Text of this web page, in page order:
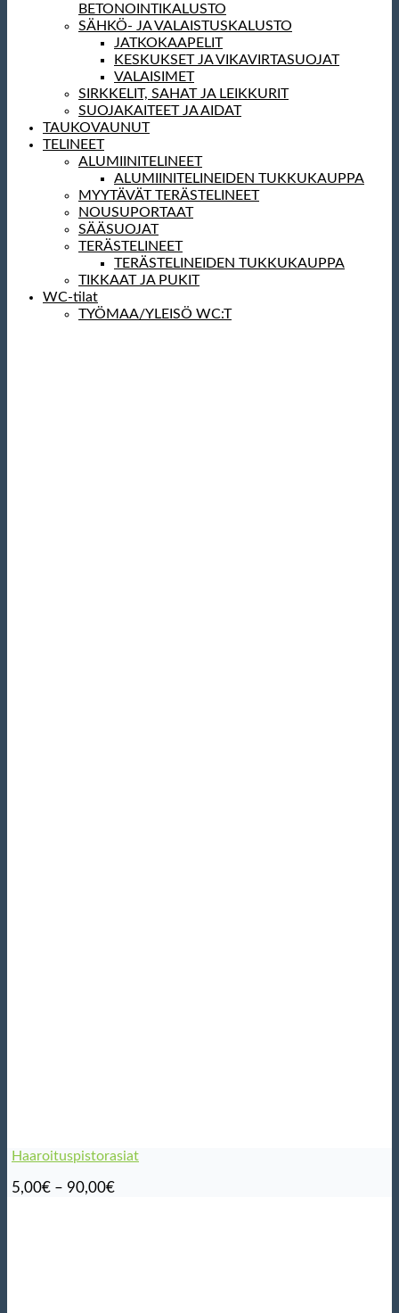
BETONOINTIKALUSTO
SÄHKÖ- JA VALAISTUSKALUSTO
JATKOKAAPELIT
KESKUKSET JA VIKAVIRTASUOJAT
VALAISIMET
SIRKKELIT, SAHAT JA LEIKKURIT
SUOJAKAITEET JA AIDAT
TAUKOVAUNUT
TELINEET
ALUMIINITELINEET
ALUMIINITELINEIDEN TUKKUKAUPPA
MYYTÄVÄT TERÄSTELINEET
NOUSUPORTAAT
SÄÄSUOJAT
TERÄSTELINEET
TERÄSTELINEIDEN TUKKUKAUPPA
TIKKAAT JA PUKIT
WC-tilat
TYÖMAA/YLEISÖ WC:T
Haaroituspistorasiat
5,00€ – 90,00€Hintaluokka: